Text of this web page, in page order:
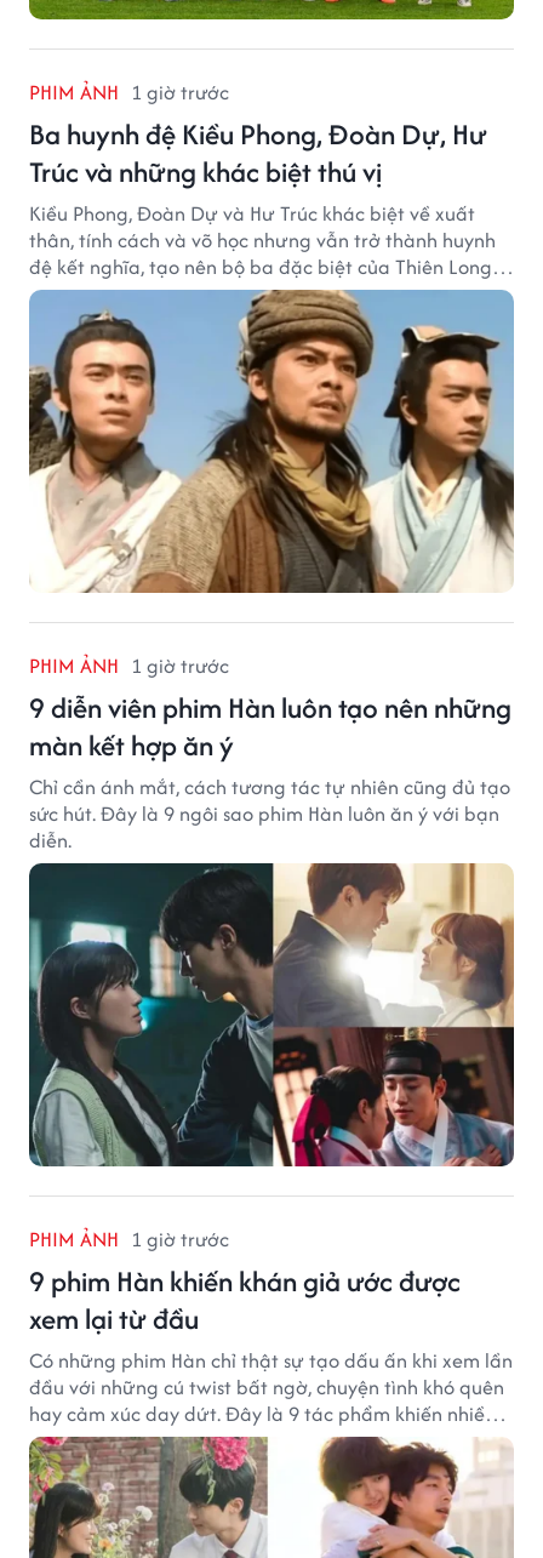
PHIM ẢNH 1 giờ trước
Ba huynh đệ Kiều Phong, Đoàn Dự, Hư
Trúc và những khác biệt thú vị
Kiều Phong, Đoàn Dự và Hư Trúc khác biệt về xuất
thân, tính cách và võ học nhưng vẫn trở thành huynh
đệ kết nghĩa, tạo nên bộ ba đặc biệt của Thiên Long
Bát Bộ.
PHIM ẢNH 1 giờ trước
9 diễn viên phim Hàn luôn tạo nên những
màn kết hợp ăn ý
Chỉ cần ánh mắt, cách tương tác tự nhiên cũng đủ tạo
sức hút. Đây là 9 ngôi sao phim Hàn luôn ăn ý với bạn
diễn.
PHIM ẢNH 1 giờ trước
9 phim Hàn khiến khán giả ước được
xem lại từ đầu
Có những phim Hàn chỉ thật sự tạo dấu ấn khi xem lần
đầu với những cú twist bất ngờ, chuyện tình khó quên
hay cảm xúc day dứt. Đây là 9 tác phẩm khiến nhiều
khán giả ước có thể trải nghiệm lại từ đầu.